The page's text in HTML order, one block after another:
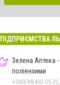
ПІДПРИЄМСТВА
Зелена Аптека -
поліензими
+380(99)492-05-